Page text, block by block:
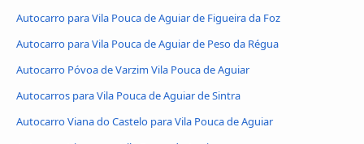
Autocarro para Vila Pouca de Aguiar de Figueira da Foz
Autocarro para Vila Pouca de Aguiar de Peso da Régua
Autocarro Póvoa de Varzim Vila Pouca de Aguiar
Autocarros para Vila Pouca de Aguiar de Sintra
Autocarro Viana do Castelo para Vila Pouca de Aguiar